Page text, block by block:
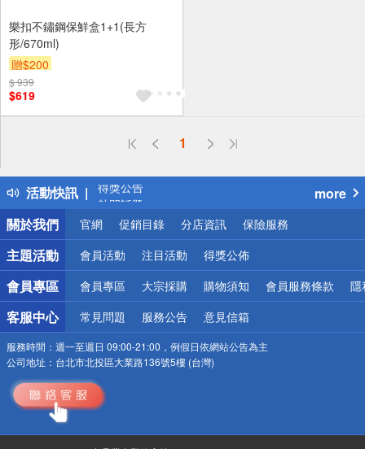
樂扣不鏽鋼保鮮盒1+1(長方
形/670ml)
贈$200
$ 939
$619
1
活動快訊
偏遠地區配送
得獎公告
熱門話題
銀行優惠
偏遠地區配送
詐騙網頁！請小心！
more
關於我們
官網 促銷目錄 分店資訊 保險服務
主題活動 會員活動 注目活動 得獎公佈
會員專區 會員專區 大宗採購 購物須知 會員服務條款 隱
客服中心 常見問題 服務公告 意見信箱
服務時間： 週一至週日 09:00-21:00，例假日依網站公告為主
公司地址： 台北市北投區大業路136號5樓 (台灣)